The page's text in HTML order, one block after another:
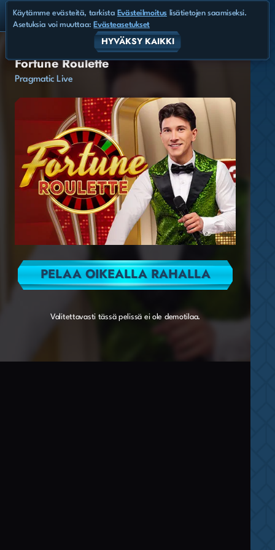
Fortune Roulette
Pragmatic Live
PELAA OIKEALLA RAHALLA
Valitettavasti tässä pelissä ei ole demotilaa.
Käytämme evästeitä, tarkista Evästeilmoituslisätietojen saamiseksi.
Asetuksia voi muuttaa: Evästeasetukset
HYVÄKSY KAIKKI